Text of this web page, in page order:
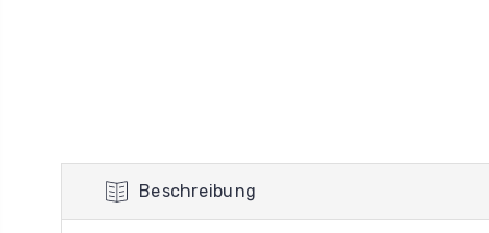
Beschreibung